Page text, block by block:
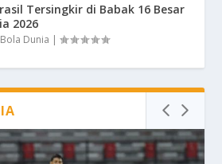
Tersingkir di Babak 16 Besar
2026
Bola Dunia |